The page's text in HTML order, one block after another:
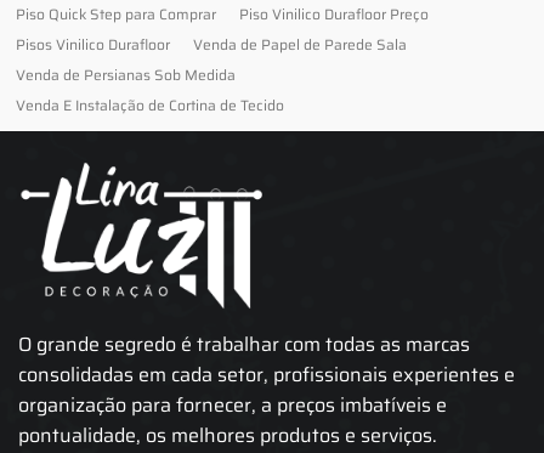
Piso Quick Step para Comprar
Piso Vinilico Durafloor Preço
Pisos Vinilico Durafloor
Venda de Papel de Parede Sala
Venda de Persianas Sob Medida
Venda E Instalação de Cortina de Tecido
O grande segredo é trabalhar com todas as marcas
consolidadas em cada setor, profissionais experientes e
organização para fornecer, a preços imbatíveis e
pontualidade, os melhores produtos e serviços.